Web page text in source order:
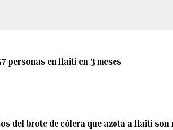
personas en Haití en 3 meses
del brote de cólera que azota a Haití son